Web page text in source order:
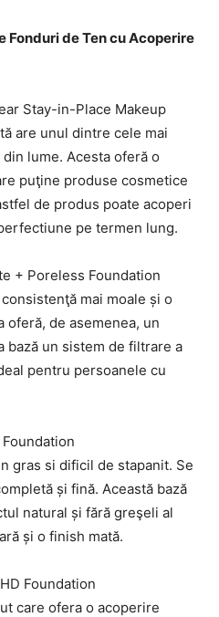
Fonduri de Ten cu Acoperire
Stay-in-Place Makeup
are unul dintre cele mai
lume. Acesta oferă o
puţine produse cosmetice
de produs poate acoperi
pe termen lung.
+ Poreless Foundation
mai moale și o
oferă, de asemenea, un
bază un sistem de filtrare a
pentru persoanele cu
gras si dificil de stapanit. Se
și fină. Această bază
natural și fără greşeli al
și o finish mată.
Foundation
care ofera o acoperire